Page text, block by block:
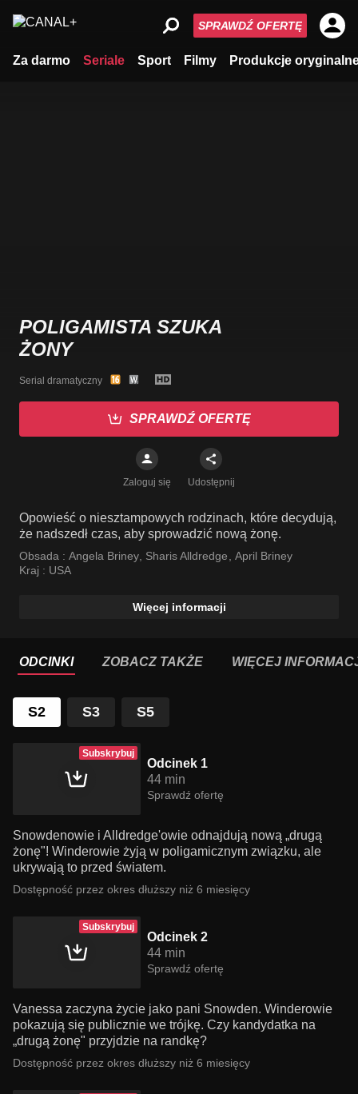
Za darmo Seriale Sport Filmy Produkcje
SPRAWDŹ OFERTĘ
POLIGAMISTA SZUKA
ŻONY
Serial dramatyczny
SPRAWDŹ OFERTĘ
Zaloguj się Udostępnij
Opowieść o niesztampowych rodzinach, które decydują,
że nadszedł czas, aby sprowadzić nową żonę.
Obsada : Angela Briney Sharis Alldredge
April Briney
Kraj : USA
Więcej informacji
ODCINKI ZOBACZ TAKŻE WIĘCEJ
S2 S3 S5
Subskrybuj
Odcinek 1
44 min
Sprawdź ofertę
Snowdenowie i Alldredge'owie odnajdują nową „drugą
żonę"! Winderowie żyją w poligamicznym związku, ale
ukrywają to przed światem.
Dostępność przez okres dłuższy niż 6 miesięcy
Subskrybuj
Odcinek 2
44 min
Sprawdź ofertę
Vanessa zaczyna życie jako pani Snowden. Winderowie
pokazują się publicznie we trójkę. Czy kandydatka na
„drugą żonę" przyjdzie na randkę?
Dostępność przez okres dłuższy niż 6 miesięcy